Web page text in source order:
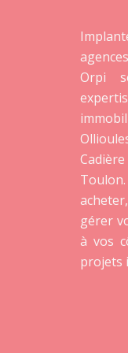
Orpi
gérer
à vos
projets